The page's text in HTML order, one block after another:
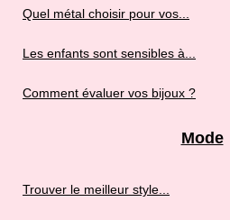
Quel métal choisir pour vos...
Les enfants sont sensibles à...
Comment évaluer vos bijoux ?
Mode
Trouver le meilleur style...